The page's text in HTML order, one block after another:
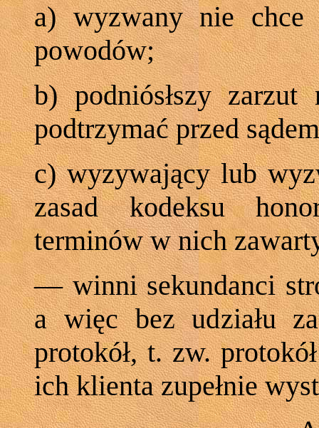
a) wyzwany nie chce
powodów;
b) podniósłszy
podtrzymać przed
c) wyzywający lub
zasad kodeksu
terminów w nich
— winni sekundanci
a więc bez udziału
protokół, t. zw.
ich klienta zupełnie